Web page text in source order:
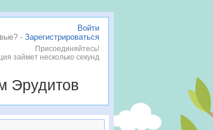
Войти
- Зарегистрироваться
Присоединяйтесь!
займет несколько секунд
Эрудитов